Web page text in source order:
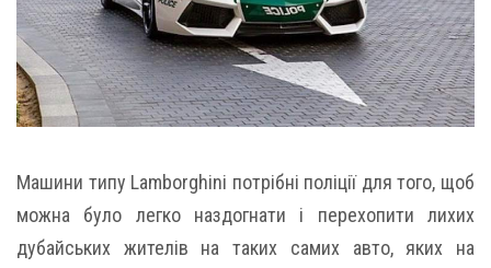
Машини типу Lamborghini потрібні поліції для того, щоб
можна було легко наздогнати і перехопити лихих
дубайських жителів на таких самих авто, яких на